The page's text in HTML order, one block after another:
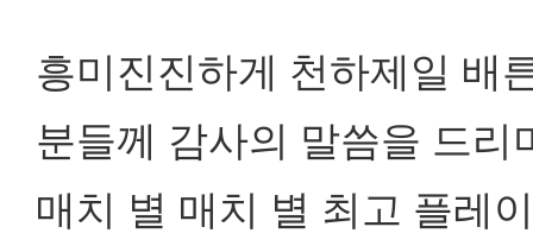
흥미진진하게 천하제일 배
분들께 감사의 말씀을 드리
매치 별 매치 별 최고 플레